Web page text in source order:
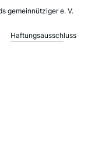
gemeinnütziger e. V.
Haftungsausschluss